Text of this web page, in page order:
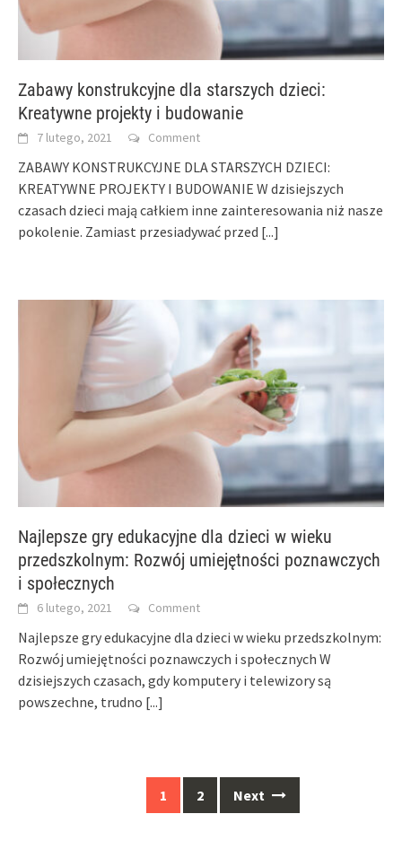
Zabawy konstrukcyjne dla starszych dzieci:
Kreatywne projekty i budowanie
7 lutego, 2021 Comment
ZABAWY KONSTRUKCYJNE DLA STARSZYCH DZIECI:
KREATYWNE PROJEKTY I BUDOWANIE W dzisiejszych
czasach dzieci mają całkiem inne zainteresowania niż nasze
pokolenie. Zamiast przesiadywać przed [...]
Najlepsze gry edukacyjne dla dzieci w wieku
przedszkolnym: Rozwój umiejętności poznawczych
i społecznych
6 lutego, 2021 Comment
Najlepsze gry edukacyjne dla dzieci w wieku przedszkolnym:
Rozwój umiejętności poznawczych i społecznych W
dzisiejszych czasach, gdy komputery i telewizory są
powszechne, trudno [...]
1 2 Next